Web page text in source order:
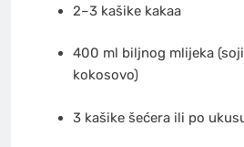
2–3 kašike kakaa
400 ml biljnog mlijeka
kokosovo)
3 kašike šećera ili po